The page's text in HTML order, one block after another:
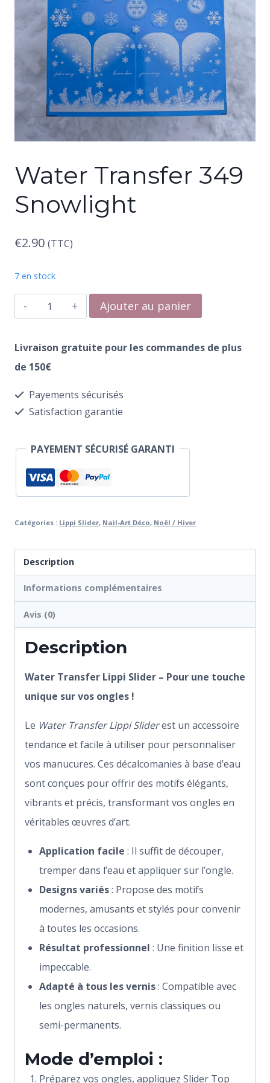
Water Transfer 349
Snowlight
€2.90 (TTC)
7 en stock
quantité
de
Water
Transfer
Snowlight
Ajouter au panier
Livraison gratuite pour les commandes de plus
de 150€
Payements sécurisés
Satisfaction garantie
PAYEMENT SÉCURISÉ GARANTI
Catégories : Lippi Slider, Nail-Art Déco, Noël / Hiver
Description
Informations complémentaires
Avis (0)
Description
Water Transfer Lippi Slider – Pour une touche
unique sur vos ongles !
Le Water Transfer Lippi Sliderest un accessoire
tendance et facile à utiliser pour personnaliser
vos manucures. Ces décalcomanies à base d’eau
sont conçues pour offrir des motifs élégants,
vibrants et précis, transformant vos ongles en
véritables œuvres d’art.
Application facile : Il suffit de découper,
tremper dans l’eau et appliquer sur l’ongle.
Designs variés: Propose des motifs
modernes, amusants et stylés pour convenir
à toutes les occasions.
Résultat professionnel : Une finition lisse et
impeccable.
Adapté à tous les vernis: Compatible avec
les ongles naturels, vernis classiques ou
semi-permanents.
Mode d’emploi :
Préparez vos ongles, appliquez Slider Top